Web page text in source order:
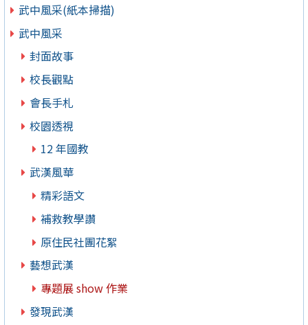
武中風采(紙本掃描)
武中風采
封面故事
校長觀點
會長手札
校園透視
12 年國教
武漢風華
精彩語文
補救教學讚
原住民社團花絮
藝想武漢
專題展 show 作業
發現武漢